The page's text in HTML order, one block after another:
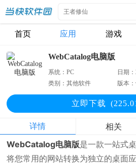
首页 应用 游戏
WebCatalog电脑版
系统：PC 日期：
类别：其他软件 版本：
立即下载
详情 相关
WebCatalog电脑版是一款一站式
将您常用的网站转换为独立的桌面